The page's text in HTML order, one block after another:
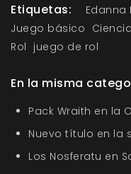
Etiquetas: Edanna
Juego básico
Rol juego de rol
En la misma
Pack Wraith en la
Nuevo título en la
Los Nosferatu en